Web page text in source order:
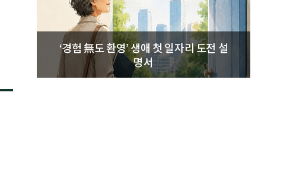
‘경험 無도 환영’ 생애 첫 일자리 도전 설
명서